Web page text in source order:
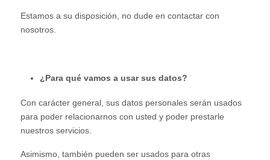
Estamos a su disposición, no dude en contactar con
nosotros.
¿Para qué vamos a usar sus datos?
Con carácter general, sus datos personales serán usados
para poder relacionarnos con usted y poder prestarle
nuestros servicios.
Asimismo, también pueden ser usados para otras